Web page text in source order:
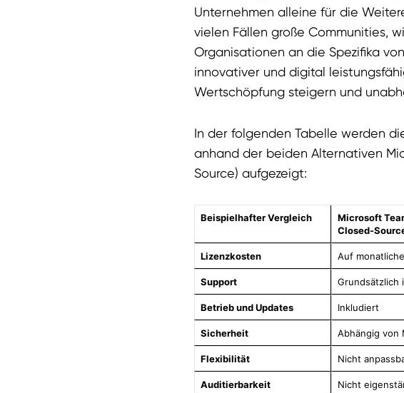
Unternehmen alleine für die
vielen Fällen große Communities,
Organisationen an die Spezifika
innovativer und digital
Wertschöpfung steigern und
In der folgenden Tabelle werden
anhand der beiden Alternativen
Source) aufgezeigt:
Beispielhafter Vergleich
Microsoft
Closed-
Lizenzkosten Auf
Support Grundsätzlich
Betrieb und Updates Inkludiert
Sicherheit Abhängig von
Flexibilität Nicht
Auditierbarkeit Nicht